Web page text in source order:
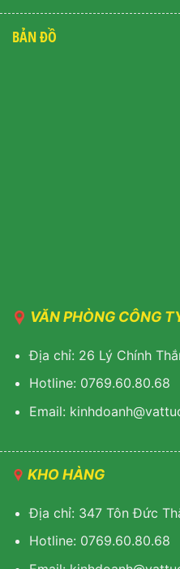
BẢN ĐỒ
VĂN PHÒNG CÔNG
Địa chỉ: 26 Lý Chính
Hotline: 0769.60.80.68
Email:
KHO HÀNG
Địa chỉ: 347 Tôn Đức
Hotline: 0769.60.80.68